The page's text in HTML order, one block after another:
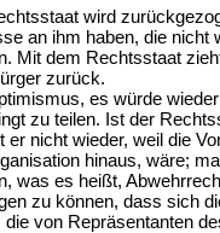
wird
an ihm haben, die
Mit dem Rechtsstaat
zurück.
es würde
zu teilen. Ist der
er nicht wieder, weil die
hinaus, wäre;
was es heißt,
zu können, dass sich
die von Repräsentanten